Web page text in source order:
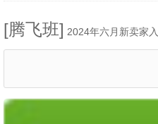
[腾飞班] 2024年六月新卖家